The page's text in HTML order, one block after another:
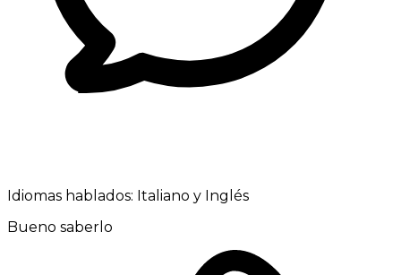
Idiomas hablados: Italiano y Inglés
Bueno saberlo